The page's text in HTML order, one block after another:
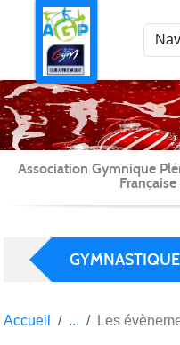
Association Gymnique
Accueil Les
Panneau de gestion des